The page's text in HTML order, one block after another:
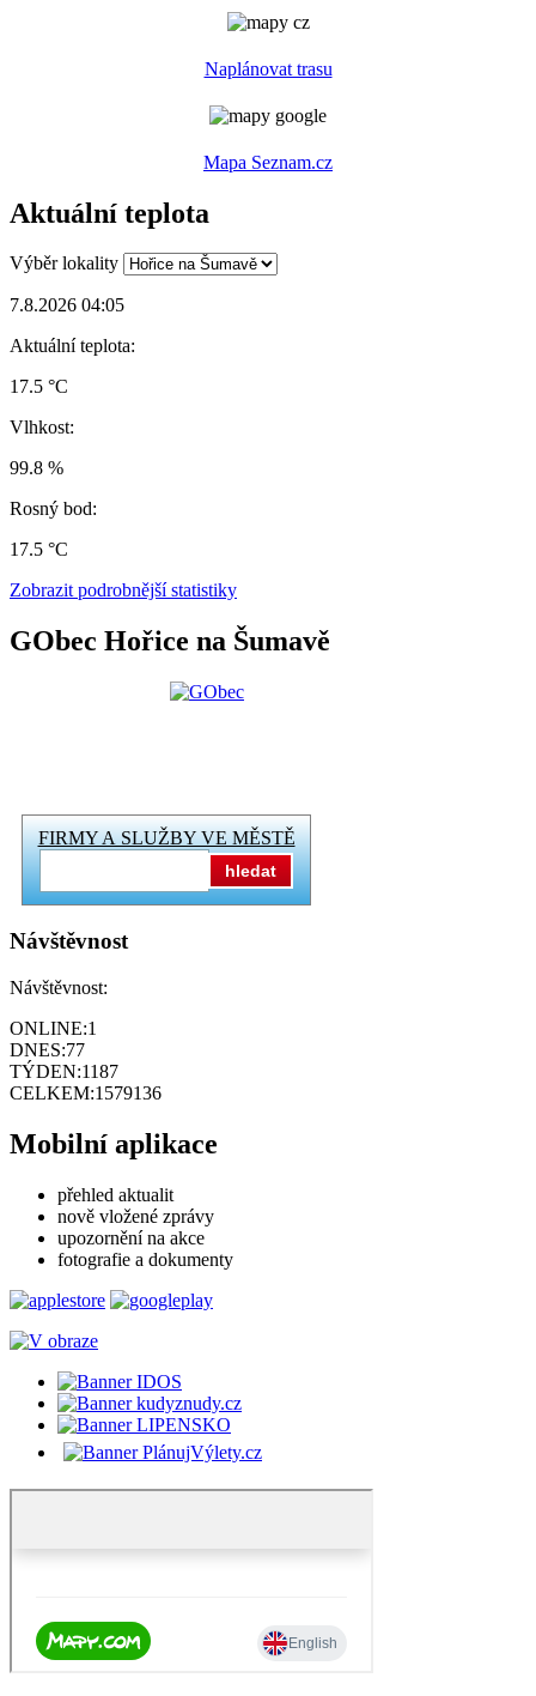
Naplánovat trasu
Mapa Seznam.cz
Aktuální teplota
Výběr lokality
7.8.2026 04:05
Aktuální teplota:
17.5 °C
Vlhkost:
99.8 %
Rosný bod:
17.5 °C
Zobrazit podrobnější statistiky
GObec Hořice na Šumavě
FIRMY A SLUŽBY VE MĚSTĚ
hledat
Návštěvnost
Návštěvnost:
ONLINE:1
DNES:77
TÝDEN:1187
CELKEM:1579136
Mobilní aplikace
přehled aktualit
nově vložené zprávy
upozornění na akce
fotografie a dokumenty